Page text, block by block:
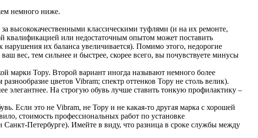
немного ниже.
высококачественными классическими туфлями (и на их ремонте,
квалификацией или недостаточным опытом может поставить
их баланса увеличивается). Помимо этого, недорогие
вес, тем сильнее и быстрее, скорее всего, вы почувствуете минусы
марки Topy. Второй вариант иногда называют немного более
цветов Vibram; спектр оттенков Topy не столь велик).
элегантнее. На строгую обувь лучше ставить тонкую профилактику –
Если это не Vibram, не Topy и не какая-то другая марка с хорошей
стоимость профессиональных работ по установке
Санкт-Петербурге). Имейте в виду, что разница в сроке службы между